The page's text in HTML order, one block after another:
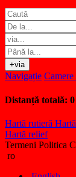
+via
Navigație
Distanță totală:
Hartă rutieră
Hartă relief
Termeni Politica
ro